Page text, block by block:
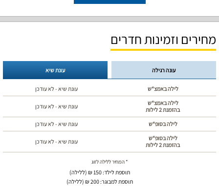
מחירים וזמינות חדרים
עונת שיא עונה רגילה
לילה באמצ“ש
עונת שיא - לא עודכן
לילה באמצ“ש
בהזמנת 2 לילות
עונת שיא - לא עודכן
לילה בסופ“ש
עונת שיא - לא עודכן
לילה בסופ“ש
בהזמנת 2 לילות
עונת שיא - לא עודכן
* המחיר ללילה לזוג
תוספת לילד: 150 ₪ (ללילה)
תוספת למבוגר: 200 ₪ (ללילה)